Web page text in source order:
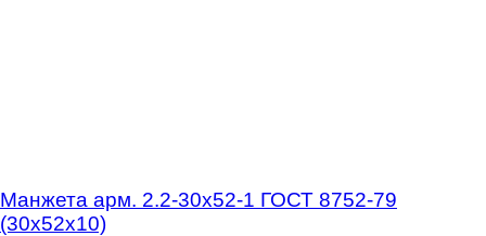
Манжета арм. 2.2-30х52-1 ГОСТ 8752-79
(30х52х10)